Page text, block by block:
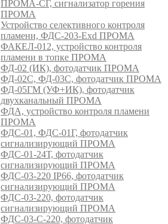
ПРОМА-СГ, сигнализатор горения
ПРОМА
Устройство селективного контроля
пламени, ФДС-203-Exd ПРОМА
ФАКЕЛ-012, устройство контроля
пламени в топке ПРОМА
ФД-02 (ИК), фотодатчик ПРОМА
ФД-02С, ФД-03С, фотодатчик ПРОМА
ФД-05ГМ (УФ+ИК), фотодатчик
двухканальный ПРОМА
ФДА, устройство контроля пламени
ПРОМА
ФДС-01, ФДС-01Г, фотодатчик
сигнализирующий ПРОМА
ФДС-01-24Т, фотодатчик
сигнализирующий ПРОМА
ФДС-03-220 IP66, фотодатчик
сигнализирующий ПРОМА
ФДС-03-220, фотодатчик
сигнализирующий ПРОМА
ФДС-03-С-220, фотодатчик